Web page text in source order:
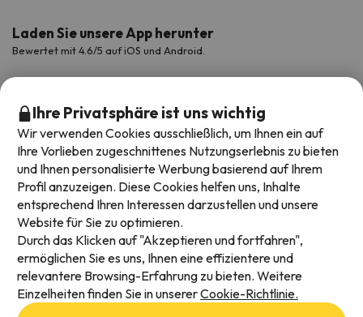
Laden Sie unsere App herunter
Bewertet mit 4.6/5 auf iOS und Android.
Verfügbare Zahlungsarten
Ihre Privatsphäre ist uns wichtig
Wir verwenden Cookies ausschließlich, um Ihnen ein auf
Ihre Vorlieben zugeschnittenes Nutzungserlebnis zu bieten
und Ihnen personalisierte Werbung basierend auf Ihrem
Profil anzuzeigen. Diese Cookies helfen uns, Inhalte
entsprechend Ihren Interessen darzustellen und unsere
Website für Sie zu optimieren.
Durch das Klicken auf "Akzeptieren und fortfahren",
ermöglichen Sie es uns, Ihnen eine effizientere und
relevantere Browsing-Erfahrung zu bieten. Weitere
Einzelheiten finden Sie in unsererCookie-Richtlinie.